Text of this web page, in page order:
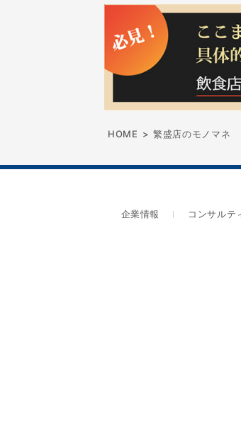
HOME > 繁盛店のモノマネ
企業情報 コンサルテ